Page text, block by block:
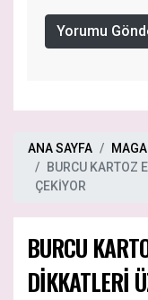
Yorumu
ANA SAYFA
BURCU KARTOZ
ÇEKİYOR
BURCU
DİKKATLERİ